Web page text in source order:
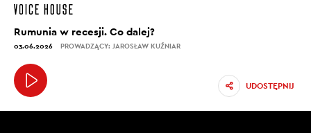
Rumunia w recesji. Co dalej?
03.06.2026 PROWADZĄCY: JAROSŁAW KUŹNIAR
UDOSTĘPNIJ